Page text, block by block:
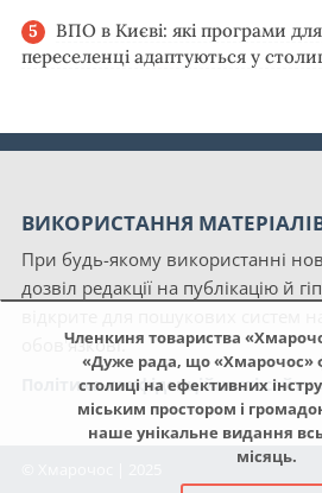
Членкиня товариства
«Дуже рада, що «Хмарочос»
столиці на ефективних
міським простором і
наше унікальне видання
місяць.
ВПО в Києві: які програми
переселенці адаптуються у
ВИКОРИСТАННЯ
При будь-якому використанні
дозвіл редакції на публікацію й
обов'язкові.
Політика конфіденційності